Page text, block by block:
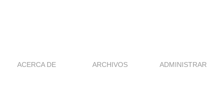
ACERCA DE ARCHIVOS ADMINISTRAR